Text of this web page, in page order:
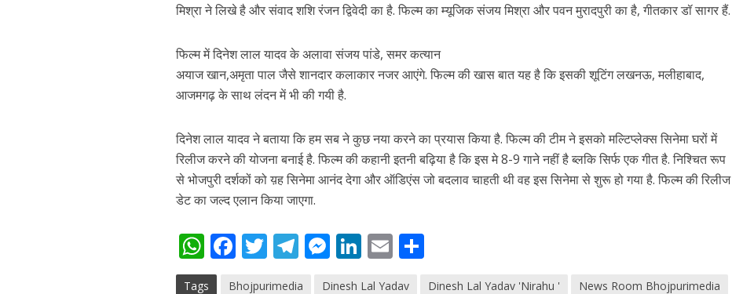
मिश्रा ने लिखे है और संवाद शशि रंजन द्विवेदी का है. फिल्म का म्यूजिक संजय मिश्रा और पवन मुरादपुरी का है, गीतकार डॉ सागर हैं.
फिल्म में दिनेश लाल यादव के अलावा संजय पांडे, समर कत्यान
अयाज खान,अमृता पाल जैसे शानदार कलाकार नजर आएंगे. फिल्म की खास बात यह है कि इसकी शूटिंग लखनऊ, मलीहाबाद,
आजमगढ़ के साथ लंदन में भी की गयी है.
दिनेश लाल यादव ने बताया कि हम सब ने कुछ नया करने का प्रयास किया है. फिल्म की टीम ने इसको मल्टिप्लेक्स सिनेमा घरों में
रिलीज करने की योजना बनाई है. फिल्म की कहानी इतनी बढ़िया है कि इस मे 8-9 गाने नहीं है ब्लकि सिर्फ एक गीत है. निश्चित रूप
से भोजपुरी दर्शकों को य़ह सिनेमा आनंद देगा और ऑडिएंस जो बदलाव चाहती थी वह इस सिनेमा से शुरू हो गया है. फिल्म की रिलीज
डेट का जल्द एलान किया जाएगा.
W
h
F T T M Li E
Tags Bhojpurimedia Dinesh Lal Yadav Dinesh Lal Yadav 'Nirahu '
News Room Bhojpurimedia